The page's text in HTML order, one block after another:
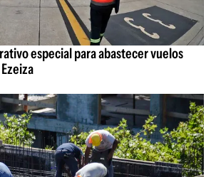
especial para abastecer vuelos